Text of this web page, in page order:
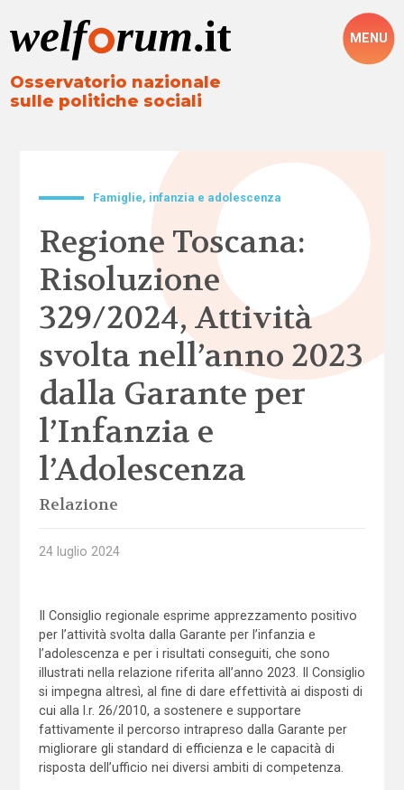
Osservatorio nazionale
sulle politiche sociali
MENU
Famiglie, infanzia e adolescenza
Regione Toscana:
Risoluzione
329/2024, Attività
svolta nell’anno 2023
dalla Garante per
l’Infanzia e
l’Adolescenza
Relazione
24 luglio 2024
Il Consiglio regionale esprime apprezzamento positivo
per l’attività svolta dalla Garante per l’infanzia e
l’adolescenza e per i risultati conseguiti, che sono
illustrati nella relazione riferita all’anno 2023. Il Consiglio
si impegna altresì, al fine di dare effettività ai disposti di
cui alla l.r. 26/2010, a sostenere e supportare
fattivamente il percorso intrapreso dalla Garante per
migliorare gli standard di efficienza e le capacità di
risposta dell’ufficio nei diversi ambiti di competenza.